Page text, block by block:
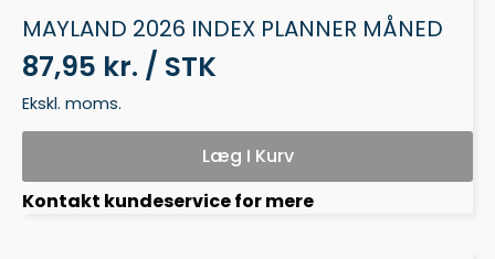
MAYLAND 2026 INDEX PLANNER MÅNED
87,95 kr. / STK
Ekskl. moms.
Læg I Kurv
Kontakt kundeservice for mere